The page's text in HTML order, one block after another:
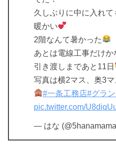
久しぶりに中に入れ
暖かい
2階なんて暑かった
あとは電線工事だけか
引き渡しまであと11日
写真は横2マス、奥3
#一条工務店#グラ
pic.twitter.com/
— はな